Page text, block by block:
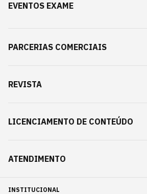
EVENTOS EXAME
PARCERIAS COMERCIAIS
REVISTA
LICENCIAMENTO DE CONTEÚDO
ATENDIMENTO
INSTITUCIONAL